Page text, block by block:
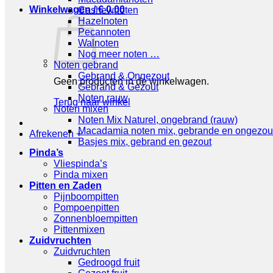
Winkelwagen /€0,00
Geen producten in de winkelwagen.
Terug naar winkel
Afrekenen +
Cashewnoten
Hazelnoten
Pecannoten
Walnoten
Nog meer noten …
Noten gebrand
Gebrand & Ongezout
Gebrand & Gezout
Noten rauw
Noten mixen
Noten Mix Naturel, ongebrand (rauw)
Macadamia noten mix, gebrande en
Basjes mix, gebrand en gezout
Pinda’s
Vliespinda’s
Pinda mixen
Pitten en Zaden
Pijnboompitten
Pompoenpitten
Zonnenbloempitten
Pittenmixen
Zuidvruchten
Zuidvruchten
Gedroogd fruit